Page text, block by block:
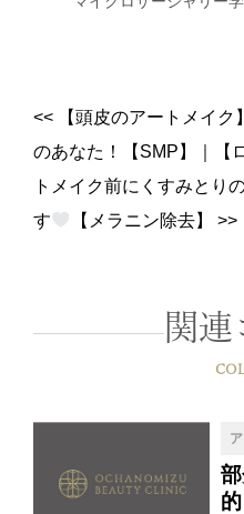
<<【頭皮のアートメイク
のあなた！【SMP】
【
トメイク前にくすみとり
す
【メラニン除去】 >>
関連